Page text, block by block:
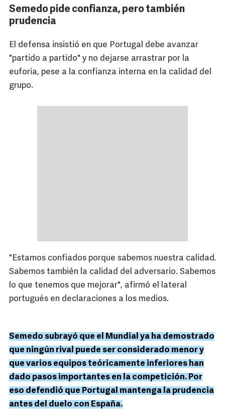
Semedo pide confianza, pero también
prudencia
El defensa insistió en que Portugal debe avanzar
"partido a partido" y no dejarse arrastrar por la
euforia, pese a la confianza interna en la calidad del
grupo.
"Estamos confiados porque sabemos nuestra calidad.
Sabemos también la calidad del adversario. Sabemos
lo que tenemos que mejorar", afirmó el lateral
portugués en declaraciones a los medios.
Semedo subrayó que el Mundial ya ha demostrado
que ningún rival puede ser considerado menor y
que varios equipos teóricamente inferiores han
dado pasos importantes en la competición. Por
eso defendió que Portugal mantenga la prudencia
antes del duelo con España.